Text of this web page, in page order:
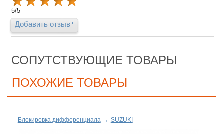
5/5
Добавить отзыв
СОПУТСТВУЮЩИЕ ТОВАРЫ
ПОХОЖИЕ ТОВАРЫ
Блокировка дифференциала→ SUZUKI